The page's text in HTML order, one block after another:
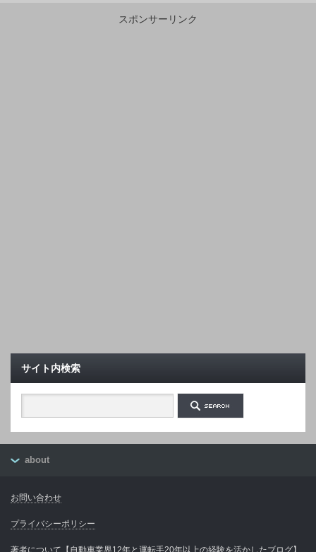
スポンサーリンク
サイト内検索
about
お問い合わせ
プライバシーポリシー
著者について【自動車業界12年と運転手20年以上の経験を活かしたブログ】